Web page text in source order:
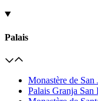
Palais
Monastère de San
Palais Granja San